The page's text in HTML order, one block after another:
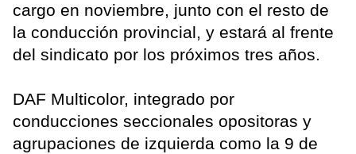
cargo en noviembre, junto con el resto de
la conducción provincial, y estará al frente
del sindicato por los próximos tres años.
DAF Multicolor, integrado por
conducciones seccionales opositoras y
agrupaciones de izquierda como la 9 de